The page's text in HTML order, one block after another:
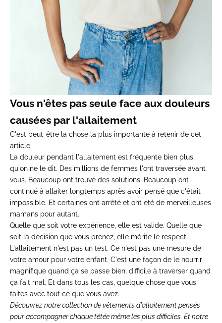
Vous n'êtes pas seule face aux douleurs
causées par l'allaitement
C'est peut-être la chose la plus importante à retenir de cet
article.
La douleur pendant l'allaitement est fréquente bien plus
qu'on ne le dit. Des millions de femmes l'ont traversée avant
vous. Beaucoup ont trouvé des solutions. Beaucoup ont
continué à allaiter longtemps après avoir pensé que c'était
impossible. Et certaines ont arrêté et ont été de merveilleuses
mamans pour autant.
Quelle que soit votre expérience, elle est valide. Quelle que
soit la décision que vous prenez, elle mérite le respect.
L'allaitement n'est pas un test. Ce n'est pas une mesure de
votre amour pour votre enfant. C'est une façon de le nourrir
magnifique quand ça se passe bien, difficile à traverser quand
ça fait mal. Et dans tous les cas, quelque chose que vous
faites avec tout ce que vous avez.
Découvrez notre collection devêtements d'allaitementpensés
pour accompagner chaque tétée même les plus difficiles. Et notre